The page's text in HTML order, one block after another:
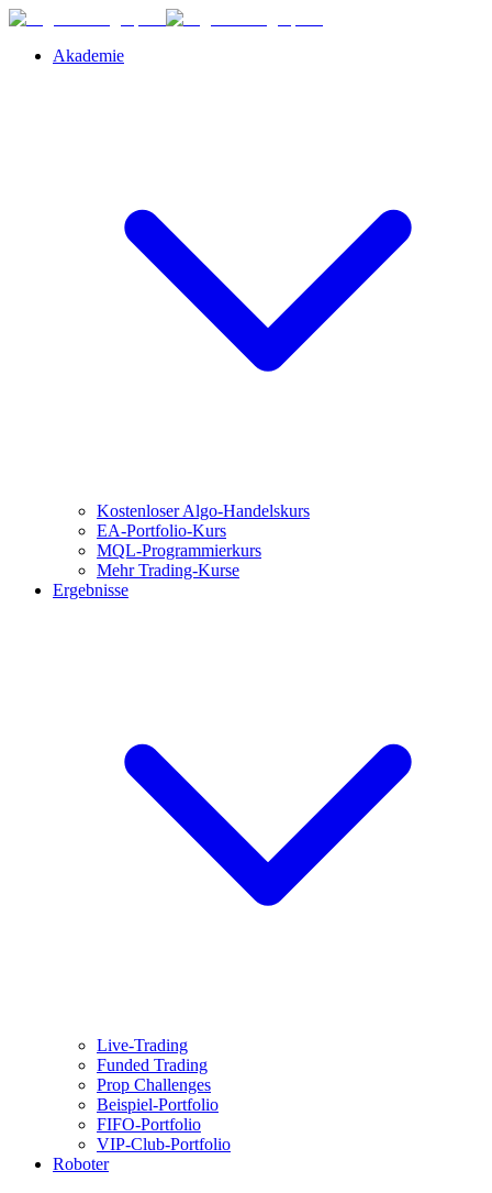
Akademie
Kostenloser Algo-Handelskurs
EA-Portfolio-Kurs
MQL-Programmierkurs
Mehr Trading-Kurse
Ergebnisse
Live-Trading
Funded Trading
Prop Challenges
Beispiel-Portfolio
FIFO-Portfolio
VIP-Club-Portfolio
Roboter